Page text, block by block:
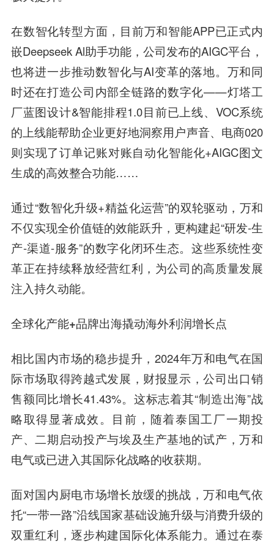
在数智化转型方面，目前万和智能APP已正式内
嵌Deepseek Al助手功能，公司发布的AIGC平台，
也将进一步推动数智化与AI变革的落地。万和同
时还在打造公司内部全链路的数字化——灯塔工
厂蓝图设计&智能排程1.0目前已上线、VOC系统
的上线能帮助企业更好地洞察用户声音、电商020
则实现了订单记账对账自动化智能化+AIGC图文
生成的高效整合功能……
通过“数智化升级+精益化运营”的双轮驱动，万和
不仅实现全价值链的效能跃升，更构建起“研发-生
产-渠道-服务”的数字化闭环生态。这些系统性变
革正在持续释放经营红利，为公司的高质量发展
注入持久动能。
全球化产能+品牌出海撬动海外利润增长点
相比国内市场的稳步提升，2024年万和电气在国
际市场取得跨越式发展，财报显示，公司出口销
售额同比增长41.43%。这标志着其“制造出海”战
略取得显著成效。目前，随着泰国工厂一期投
产、二期启动投产与埃及生产基地的试产，万和
电气或已进入其国际化战略的收获期。
面对国内厨电市场增长放缓的挑战，万和电气依
托“一带一路”沿线国家基础设施升级与消费升级的
双重红利，逐步构建国际化体系能力。通过在泰